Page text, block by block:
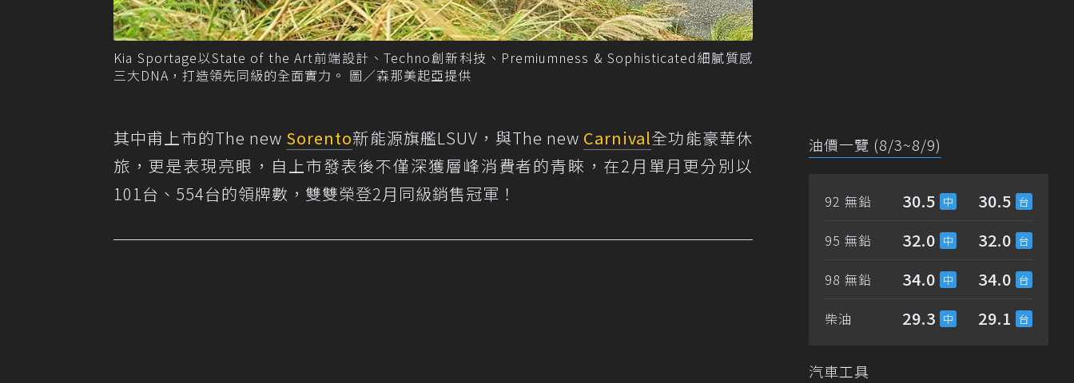
Kia Sportage以State of the Art前端設計、Techno創新科技、Premiumness & Sophisticated細膩質感
三大DNA，打造領先同級的全面實力。 圖／森那美起亞提供
其中甫上市的The new Sorento新能源旗艦LSUV，與The new Carnival全功能豪華休
旅，更是表現亮眼，自上市發表後不僅深獲層峰消費者的青睞，在2月單月更分別以
101台、554台的領牌數，雙雙榮登2月同級銷售冠軍！
油價一覽 (8/3~8/9)
92 無鉛 30.5 30.5
95 無鉛 32.0 32.0
98 無鉛 34.0 34.0
柴油 29.3 29.1
汽車工具